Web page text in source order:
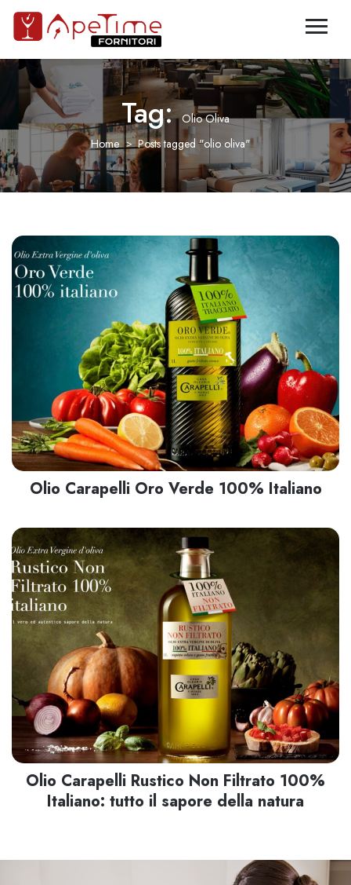
Tag:Olio Oliva
Home
Posts tagged "olio oliva"
Olio Carapelli Oro Verde 100% Italiano
Olio Carapelli Rustico Non Filtrato 100%
Italiano: tutto il sapore della natura